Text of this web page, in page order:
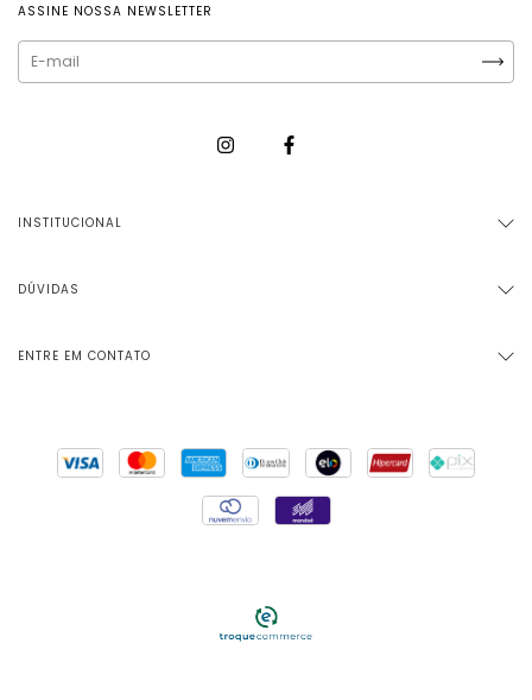
ASSINE NOSSA NEWSLETTER
INSTITUCIONAL
DÚVIDAS
ENTRE EM CONTATO